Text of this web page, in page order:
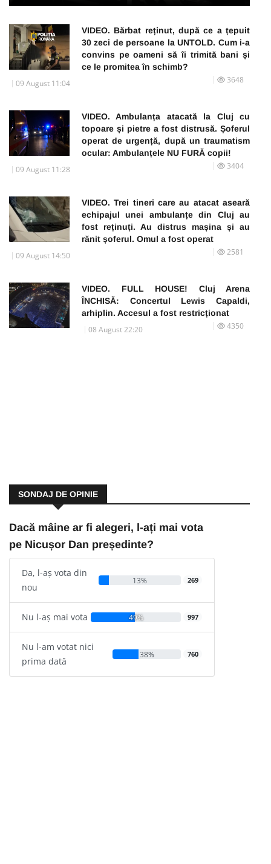
VIDEO. Bărbat reținut, după ce a țepuit
30 zeci de persoane la UNTOLD. Cum i-a
convins pe oameni să îi trimită bani și
ce le promitea în schimb?
09 August 11:04 3648
VIDEO. Ambulanța atacată la Cluj cu
topoare și pietre a fost distrusă. Șoferul
operat de urgență, după un traumatism
ocular: Ambulanțele NU FURĂ copii!
09 August 11:28 3404
VIDEO. Trei tineri care au atacat aseară
echipajul unei ambulanțe din Cluj au
fost reținuți. Au distrus mașina și au
rănit șoferul. Omul a fost operat
09 August 14:50 2581
VIDEO. FULL HOUSE! Cluj Arena
ÎNCHISĂ: Concertul Lewis Capaldi,
arhiplin. Accesul a fost restricționat
08 August 22:20 4350
SONDAJ DE OPINIE
Dacă mâine ar fi alegeri, l-ați mai vota
pe Nicușor Dan președinte?
Da, l-aș vota din
nou
13% 269
Nu l-aș mai vota 49% 997
Nu l-am votat nici
prima dată
38% 760